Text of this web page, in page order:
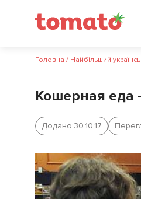
Головна / Найбільший
Кошерная еда
Додано:30.10.17